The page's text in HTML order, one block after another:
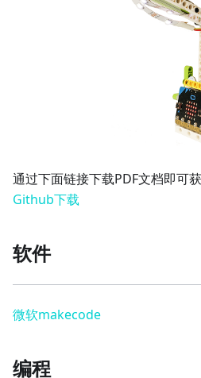
通过下面链接下载PDF文档即可
Github下载
软件
微软makecode
编程